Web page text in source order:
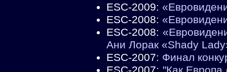
ESC-2009:
ESC-2008:
ESC-2008:
Ани Лорак «Shady
ESC-2007: Финал